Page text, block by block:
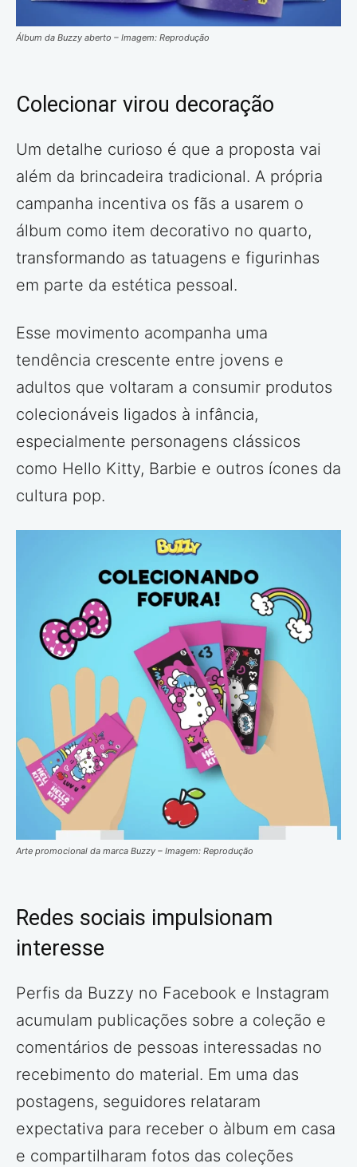
Álbum da Buzzy aberto – Imagem: Reprodução
Colecionar virou decoração
Um detalhe curioso é que a proposta vai
além da brincadeira tradicional. A própria
campanha incentiva os fãs a usarem o
álbum como item decorativo no quarto,
transformando as tatuagens e figurinhas
em parte da estética pessoal.
Esse movimento acompanha uma
tendência crescente entre jovens e
adultos que voltaram a consumir produtos
colecionáveis ligados à infância,
especialmente personagens clássicos
como Hello Kitty, Barbie e outros ícones da
cultura pop.
Arte promocional da marca Buzzy – Imagem: Reprodução
Redes sociais impulsionam
interesse
Perfis da Buzzy no Facebook e Instagram
acumulam publicações sobre a coleção e
comentários de pessoas interessadas no
recebimento do material. Em uma das
postagens, seguidores relataram
expectativa para receber o àlbum em casa
e compartilharam fotos das coleções